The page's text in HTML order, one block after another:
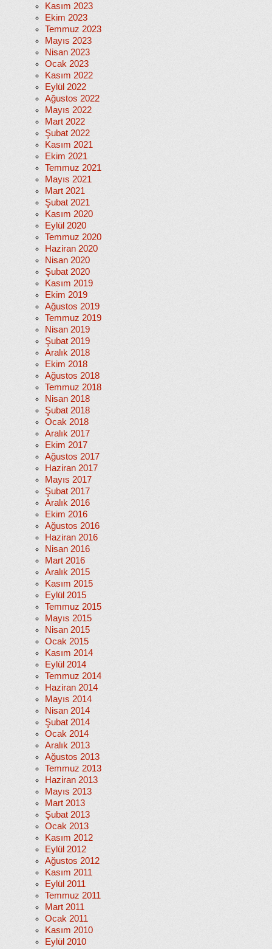
Kasım 2023
Ekim 2023
Temmuz 2023
Mayıs 2023
Nisan 2023
Ocak 2023
Kasım 2022
Eylül 2022
Ağustos 2022
Mayıs 2022
Mart 2022
Şubat 2022
Kasım 2021
Ekim 2021
Temmuz 2021
Mayıs 2021
Mart 2021
Şubat 2021
Kasım 2020
Eylül 2020
Temmuz 2020
Haziran 2020
Nisan 2020
Şubat 2020
Kasım 2019
Ekim 2019
Ağustos 2019
Temmuz 2019
Nisan 2019
Şubat 2019
Aralık 2018
Ekim 2018
Ağustos 2018
Temmuz 2018
Nisan 2018
Şubat 2018
Ocak 2018
Aralık 2017
Ekim 2017
Ağustos 2017
Haziran 2017
Mayıs 2017
Şubat 2017
Aralık 2016
Ekim 2016
Ağustos 2016
Haziran 2016
Nisan 2016
Mart 2016
Aralık 2015
Kasım 2015
Eylül 2015
Temmuz 2015
Mayıs 2015
Nisan 2015
Ocak 2015
Kasım 2014
Eylül 2014
Temmuz 2014
Haziran 2014
Mayıs 2014
Nisan 2014
Şubat 2014
Ocak 2014
Aralık 2013
Ağustos 2013
Temmuz 2013
Haziran 2013
Mayıs 2013
Mart 2013
Şubat 2013
Ocak 2013
Kasım 2012
Eylül 2012
Ağustos 2012
Kasım 2011
Eylül 2011
Temmuz 2011
Mart 2011
Ocak 2011
Kasım 2010
Eylül 2010